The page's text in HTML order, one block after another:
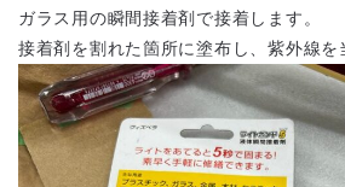
ガラス用の瞬間接着剤で接着します。
接着剤を割れた箇所に塗布し、紫外線を